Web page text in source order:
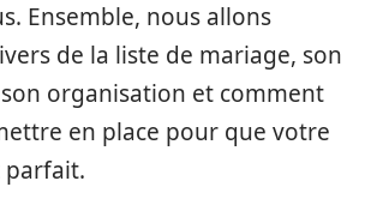
Ensemble, nous allons
de la liste de mariage, son
organisation et comment
en place pour que votre
parfait.